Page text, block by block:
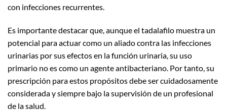
con infecciones recurrentes.
Es importante destacar que, aunque el tadalafilo muestra un
potencial para actuar como un aliado contra las infecciones
urinarias por sus efectos en la función urinaria, su uso
primario no es como un agente antibacteriano. Por tanto, su
prescripción para estos propósitos debe ser cuidadosamente
considerada y siempre bajo la supervisión de un profesional
de la salud.